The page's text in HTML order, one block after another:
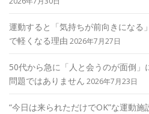
運動すると「気持ちが前向きになる
で軽くなる理由 2026年7月27日
50代から急に「人と会うのが面倒」
問題ではありません 2026年7月23日
“今日は来られただけでOK”な運動